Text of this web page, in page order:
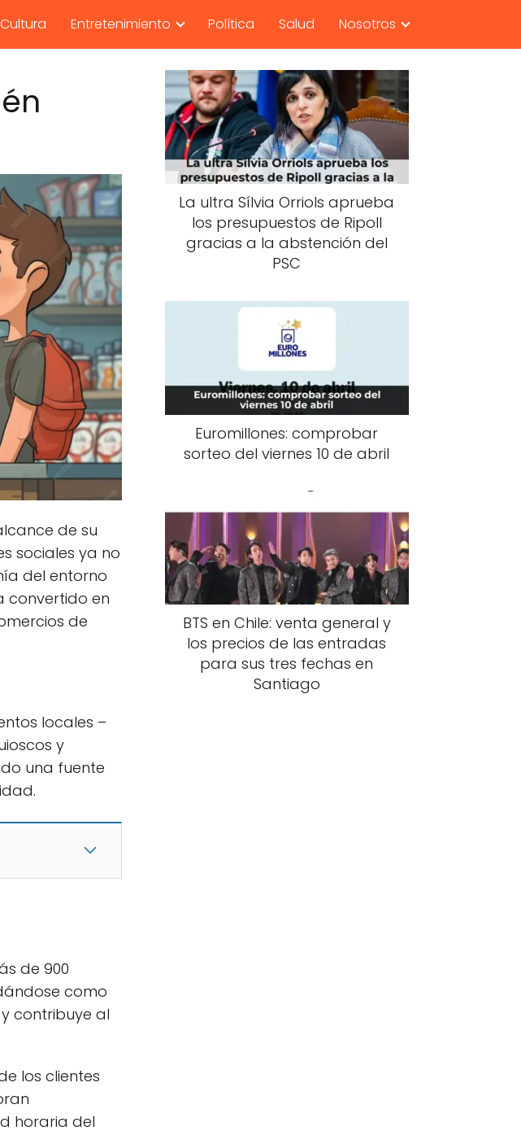
Cultura Entretenimiento Política Salud Nosotros
de su
sociales ya no
del entorno
convertido en
de
locales –
y
una fuente
de 900
como
contribuye al
los clientes
horaria del
La ultra Sílvia Orriols aprueba
los presupuestos de Ripoll
gracias a la abstención del
PSC
Euromillones: comprobar
sorteo del viernes 10 de abril
BTS en Chile: venta general y
los precios de las entradas
para sus tres fechas en
Santiago